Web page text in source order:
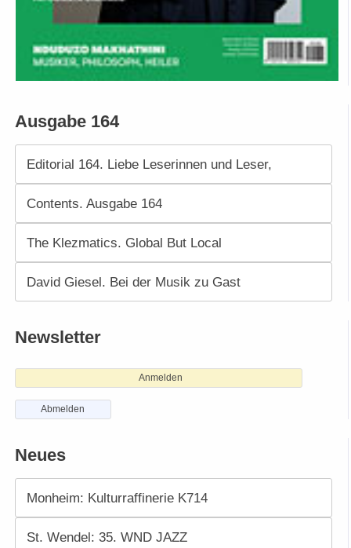
Ausgabe 164
Editorial 164. Liebe Leserinnen und Leser,
Contents. Ausgabe 164
The Klezmatics. Global But Local
David Giesel. Bei der Musik zu Gast
Newsletter
Anmelden
Abmelden
Neues
Monheim: Kulturraffinerie K714
St. Wendel: 35. WND JAZZ